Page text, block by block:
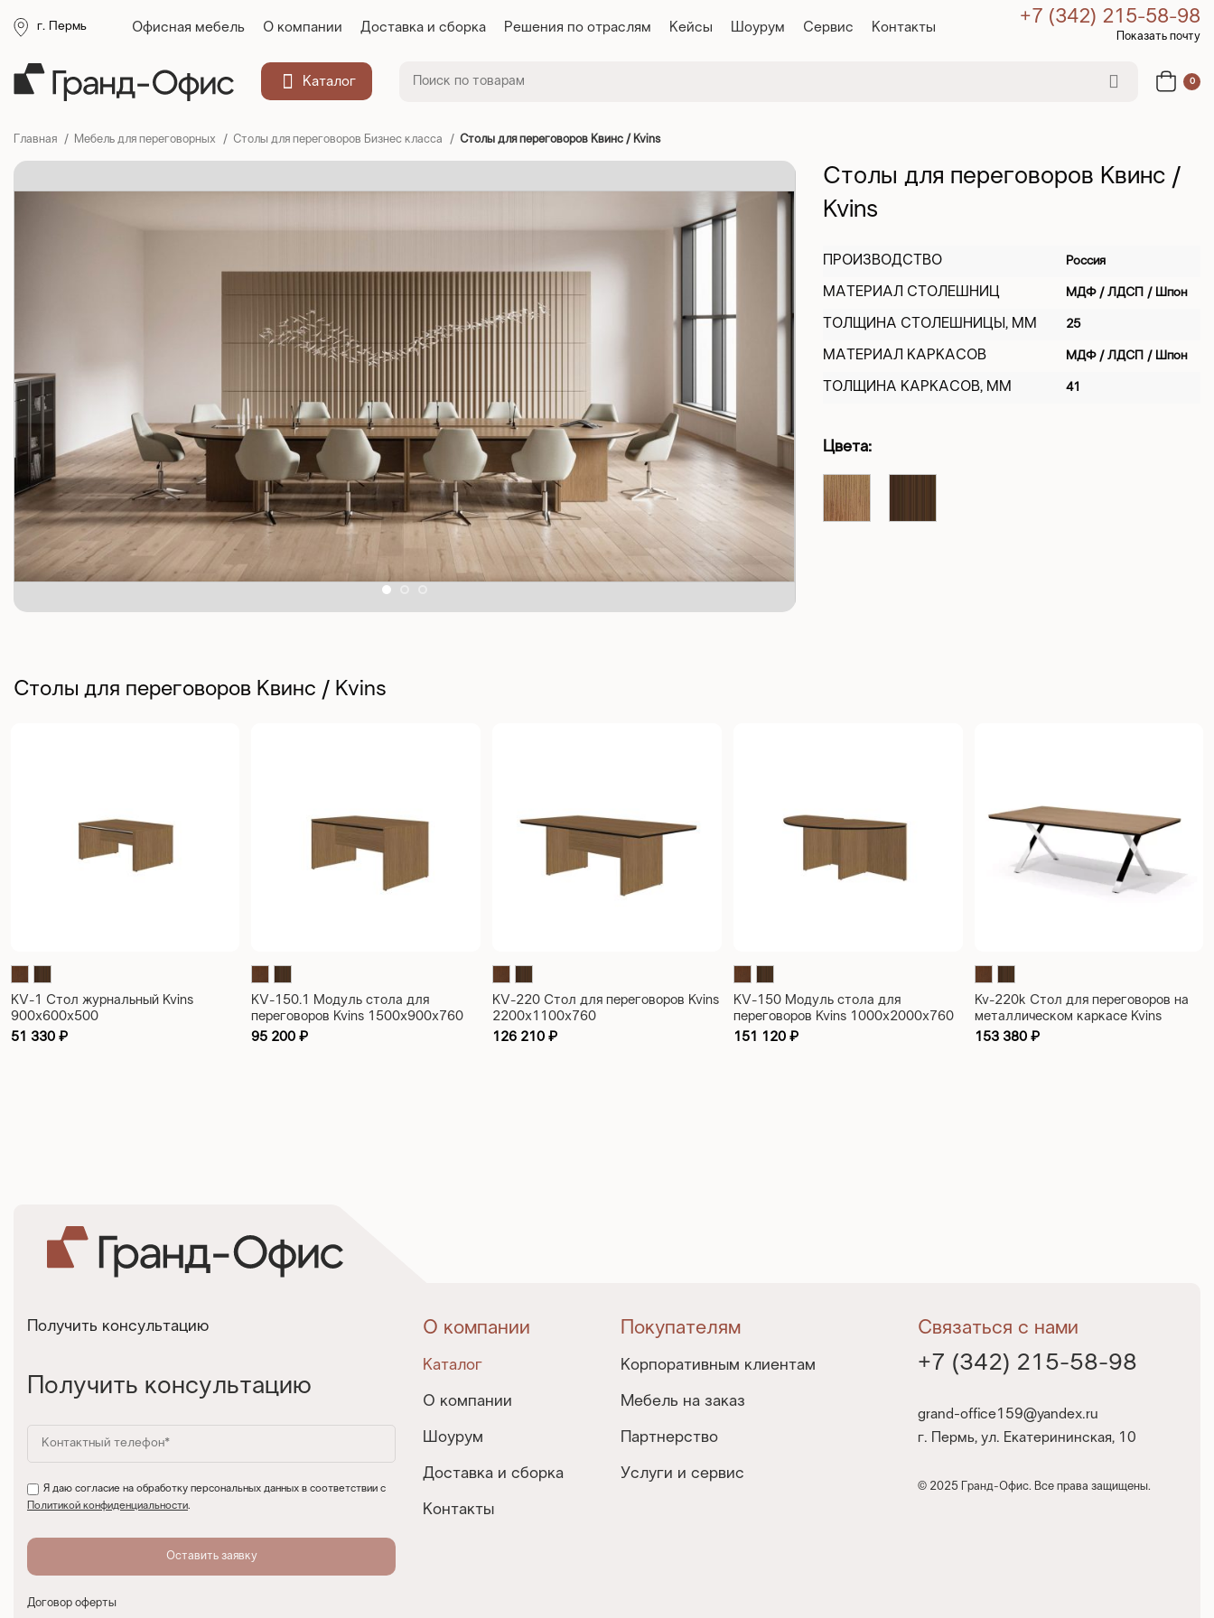
г. Пермь Офисная мебель О компании Доставка и сборка Решения по отраслям Кейсы Шоурум Сервис Контакты +7 (342) 215-58-98
Показать почту
Каталог 0
Главная Мебель для переговорных Столы для переговоров Бизнес класса Столы для переговоров Квинс / Kvins
Столы для переговоров Квинс /
Kvins
ПРОИЗВОДСТВО Россия
МАТЕРИАЛ СТОЛЕШНИЦ МДФ / ЛДСП / Шпон
ТОЛЩИНА СТОЛЕШНИЦЫ, ММ 25
МАТЕРИАЛ КАРКАСОВ МДФ / ЛДСП / Шпон
ТОЛЩИНА КАРКАСОВ, ММ 41
Цвета:
Столы для переговоров Квинс / Kvins
KV-1 Стол журнальный Kvins
900х600х500
51 330 ₽
KV-150.1 Модуль стола для
переговоров Kvins 1500х900х760
95 200₽
KV-220 Стол для переговоров Kvins
2200х1100х760
126 210₽
KV-150 Модуль стола для
переговоров Kvins 1000х2000х760
151 120₽
Kv-220k Стол для переговоров на
металлическом каркасе Kvins
2200х1100х750
153 380 ₽
Получить консультацию
Получить консультацию
Я даю согласие на обработку персональных данных в соответствии с
Политикой конфиденциальности.
Договор оферты
О компании
Каталог
О компании
Шоурум
Доставка и сборка
Контакты
Покупателям
Корпоративным клиентам
Мебель на заказ
Партнерство
Услуги и сервис
Связаться с нами
+7 (342) 215-58-98
grand-office159@yandex.ru
г. Пермь, ул. Екатерининская, 10
© 2025 Гранд-Офис. Все права защищены.